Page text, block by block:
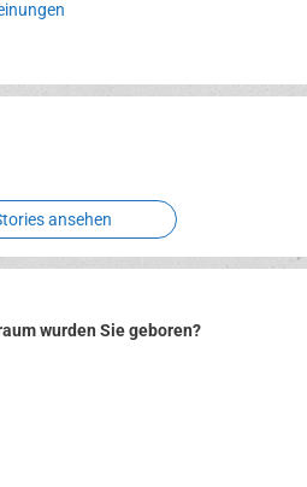
Verbotene
ansehen
wurden Sie geboren?